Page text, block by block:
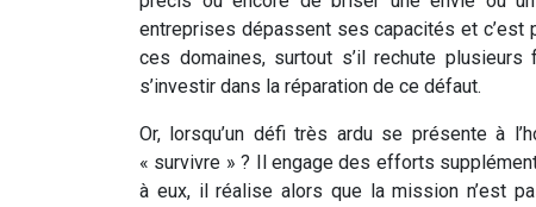
entreprises dépassent ses capacités et c’est
ces domaines, surtout s’il rechute
s’investir dans la réparation de ce défaut.
Or, lorsqu’un défi très ardu se présente à
« survivre » ? Il engage des efforts
à eux, il réalise alors que la mission n’est